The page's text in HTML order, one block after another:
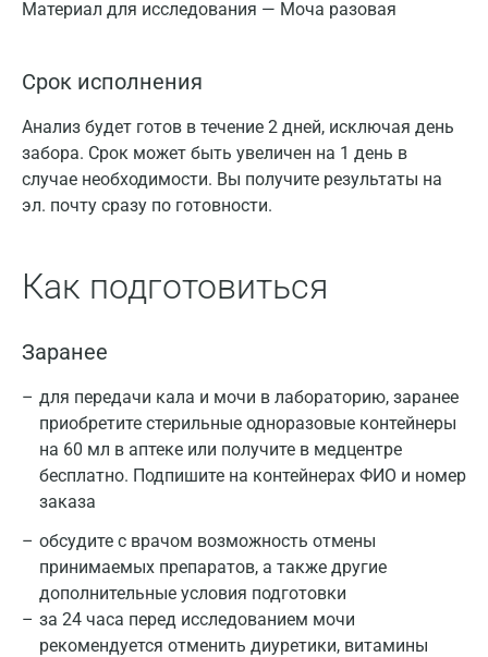
Материал для исследования — Моча разовая
Срок исполнения
Анализ будет готов в течение 2 дней, исключая день
забора. Срок может быть увеличен на 1 день в
случае необходимости. Вы получите результаты на
эл. почту сразу по готовности.
Как подготовиться
Заранее
для передачи кала и мочи в лабораторию, заранее
приобретите стерильные одноразовые контейнеры
на 60 мл в аптеке или получите в медцентре
бесплатно. Подпишите на контейнерах ФИО и номер
заказа
обсудите с врачом возможность отмены
принимаемых препаратов, а также другие
дополнительные условия подготовки
за 24 часа перед исследованием мочи
рекомендуется отменить диуретики, витамины